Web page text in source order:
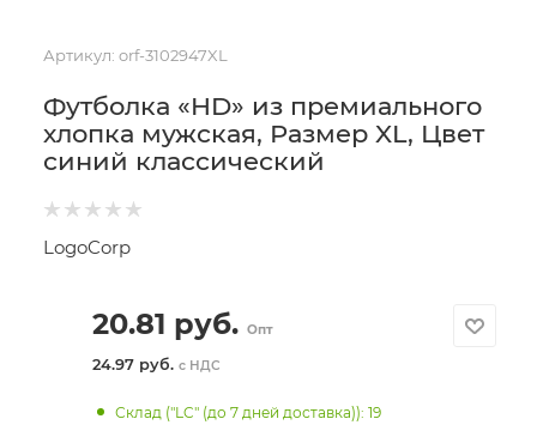
Артикул: orf-3102947XL
Футболка «HD» из премиального
хлопка мужская, Размер XL, Цвет
синий классический
LogoCorp
20.81 руб. Опт
24.97 руб. с НДС
Склад ("LC" (до 7 дней доставка)): 19